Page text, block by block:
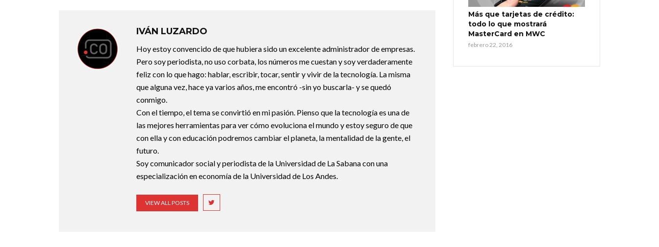
IVÁN LUZARDO
Hoy estoy convencido de que hubiera sido un excelente administrador de empresas.
Pero soy periodista, no uso corbata, los números me cuestan y soy verdaderamente
feliz con lo que hago: hablar, escribir, tocar, sentir y vivir de la tecnología. La misma
que alguna vez, hace ya varios años, me encontró -sin yo buscarla- y se quedó
conmigo.
Con el tiempo, el tema se convirtió en mi pasión. Pienso que la tecnología es una de
las mejores herramientas para ver cómo evoluciona el mundo y estoy seguro de que
con ella y con educación podremos cambiar el planeta, la mentalidad de la gente, el
futuro.
Soy comunicador social y periodista de la Universidad de La Sabana con una
especialización en economía de la Universidad de Los Andes.
VIEW ALL POSTS
Más que tarjetas de crédito:
todo lo que mostrará
MasterCard en MWC
febrero 22, 2016